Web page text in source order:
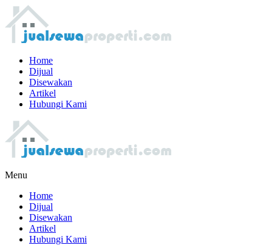
Home
Dijual
Disewakan
Artikel
Hubungi Kami
Menu
Home
Dijual
Disewakan
Artikel
Hubungi Kami